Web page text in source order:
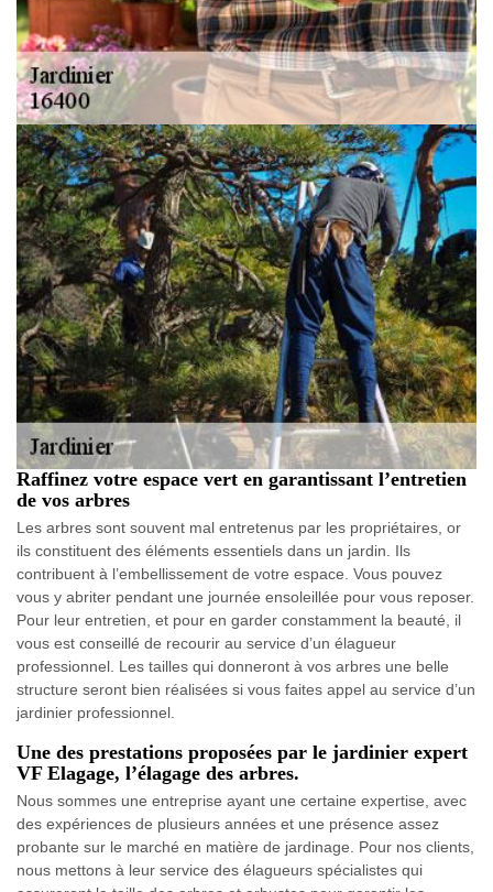
Raffinez votre espace vert en garantissant l’entretien
de vos arbres
Les arbres sont souvent mal entretenus par les propriétaires, or
ils constituent des éléments essentiels dans un jardin. Ils
contribuent à l’embellissement de votre espace. Vous pouvez
vous y abriter pendant une journée ensoleillée pour vous reposer.
Pour leur entretien, et pour en garder constamment la beauté, il
vous est conseillé de recourir au service d’un élagueur
professionnel. Les tailles qui donneront à vos arbres une belle
structure seront bien réalisées si vous faites appel au service d’un
jardinier professionnel.
Une des prestations proposées par le jardinier expert
VF Elagage, l’élagage des arbres.
Nous sommes une entreprise ayant une certaine expertise, avec
des expériences de plusieurs années et une présence assez
probante sur le marché en matière de jardinage. Pour nos clients,
nous mettons à leur service des élagueurs spécialistes qui